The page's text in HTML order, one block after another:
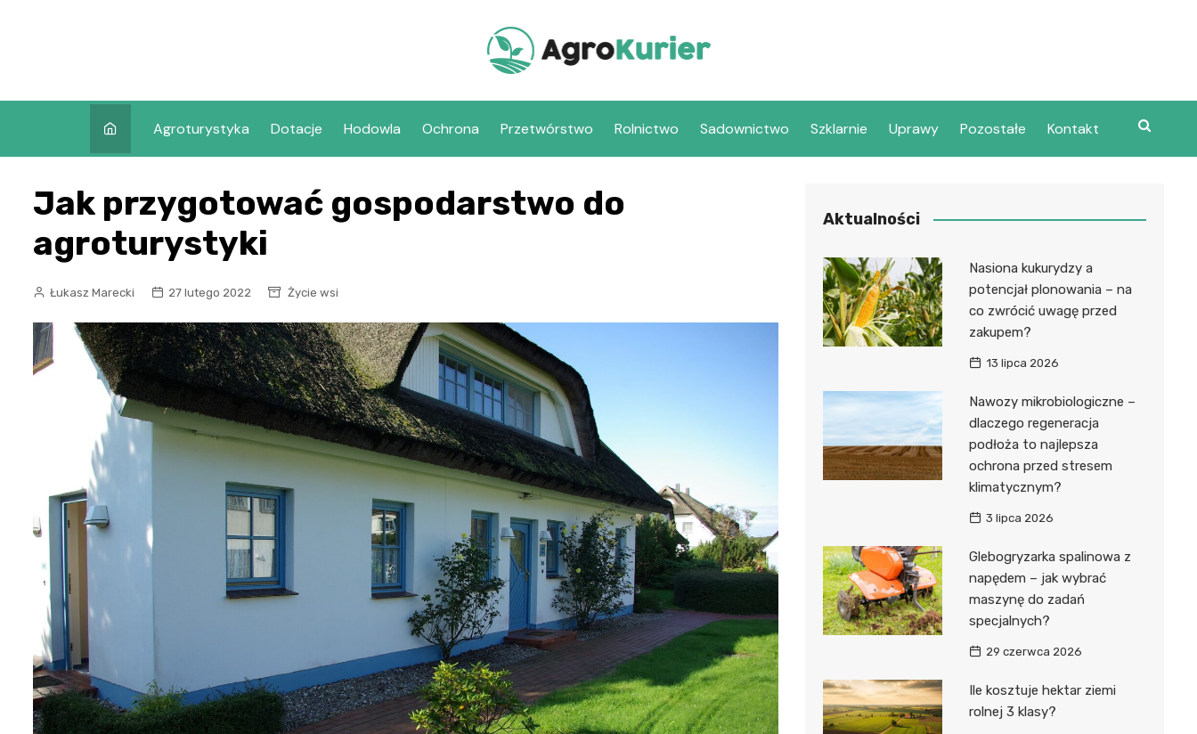
Agroturystyka Dotacje Hodowla Ochrona Przetwórstwo Rolnictwo Sadownictwo Szklarnie Uprawy Pozostałe Kontakt
Jak przygotować gospodarstwo do
agroturystyki
Łukasz Marecki 27 lutego 2022 Życie wsi
Aktualności
Nasiona kukurydzy a
potencjał plonowania – na
co zwrócić uwagę przed
zakupem?
13 lipca 2026
Nawozy mikrobiologiczne –
dlaczego regeneracja
podłoża to najlepsza
ochrona przed stresem
klimatycznym?
3 lipca 2026
Glebogryzarka spalinowa z
napędem – jak wybrać
maszynę do zadań
specjalnych?
29 czerwca 2026
Ile kosztuje hektar ziemi
rolnej 3 klasy?